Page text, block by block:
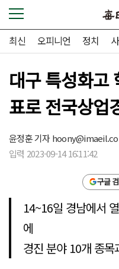
최신 오피니언 정치
대구 특성화고
표로 전국상업
윤정훈 기자
입력 2023-09-14 16:11:42
구글
14~16일 경남에서
에
경진 분야 10개 종